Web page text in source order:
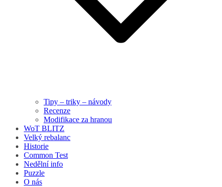
Tipy – triky – návody
Recenze
Modifikace za hranou
WoT BLITZ
Velký rebalanc
Historie
Common Test
Nedělní info
Puzzle
O nás